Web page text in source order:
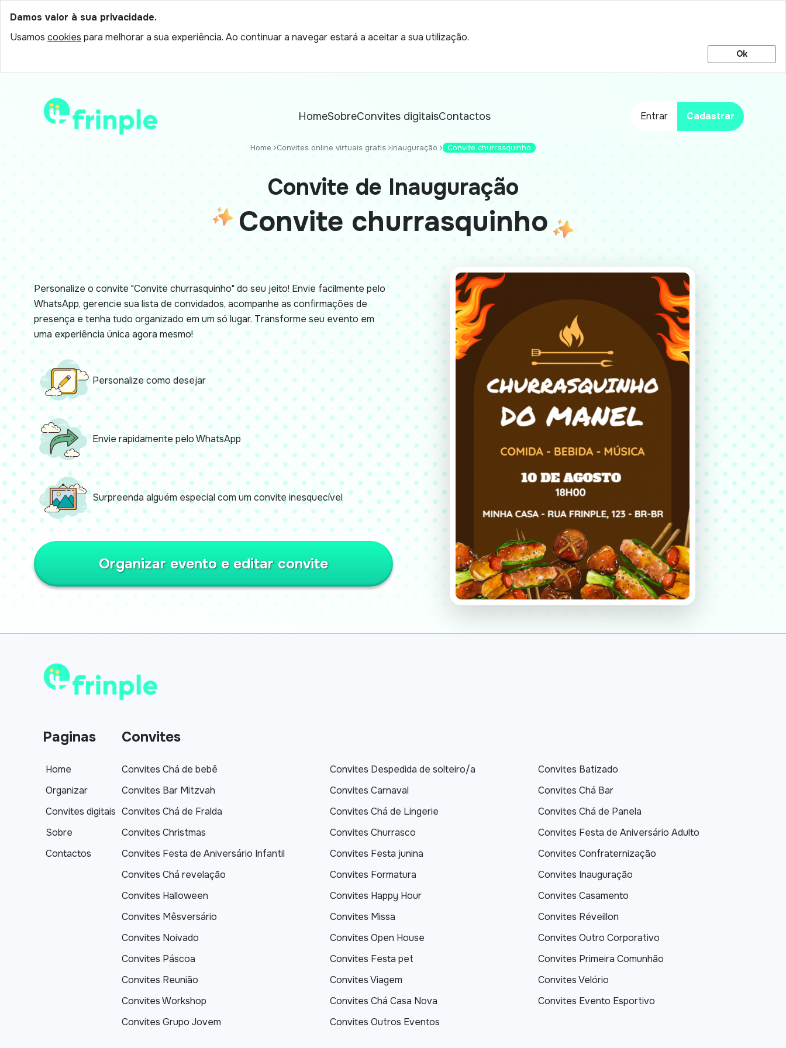
Damos valor à sua privacidade.
Usamos cookies para melhorar a sua experiência. Ao continuar a navegar estará a aceitar a sua utilização.
Ok
HomeSobreConvites digitaisContactos Entrar Cadastrar
Home Convites online virtuais gratis Inauguração Convite churrasquinho
Convite de Inauguração
Convite churrasquinho
Personalize o convite "Convite churrasquinho" do seu jeito! Envie facilmente pelo
WhatsApp, gerencie sua lista de convidados, acompanhe as confirmações de
presença e tenha tudo organizado em um só lugar. Transforme seu evento em
uma experiência única agora mesmo!
Personalize como desejar
Envie rapidamente pelo WhatsApp
Surpreenda alguém especial com um convite inesquecível
Organizar evento e editar convite
Paginas
Home
Organizar
Convites digitais
Sobre
Contactos
Convites
Convites Chá de bebê Convites Despedida de solteiro/a
Convites Batizado
Convites Bar Mitzvah
Convites Carnaval
Convites Chá Bar
Convites Chá de Fralda
Convites Chá de Lingerie
Convites Chá de Panela
Convites Christmas
Convites Churrasco
Convites Festa de Aniversário Adulto
Convites Festa de Aniversário Infantil
Convites Festa junina
Convites Confraternização
Convites Chá revelação
Convites Formatura
Convites Inauguração
Convites Halloween
Convites Happy Hour
Convites Casamento
Convites Mêsversário
Convites Missa
Convites Réveillon
Convites Noivado
Convites Open House
Convites Outro Corporativo
Convites Páscoa
Convites Festa pet
Convites Primeira Comunhão
Convites Reunião
Convites Viagem
Convites Velório
Convites Workshop
Convites Chá Casa Nova
Convites Evento Esportivo
Convites Grupo Jovem
Convites Outros Eventos